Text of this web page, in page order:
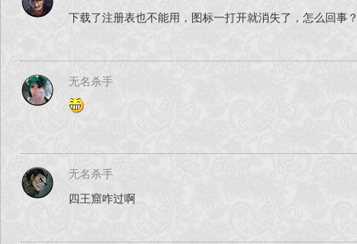
下载了注册表也不能用，图标一打开就消失了，怎么回事
无名杀手
无名杀手
四王窟咋过啊